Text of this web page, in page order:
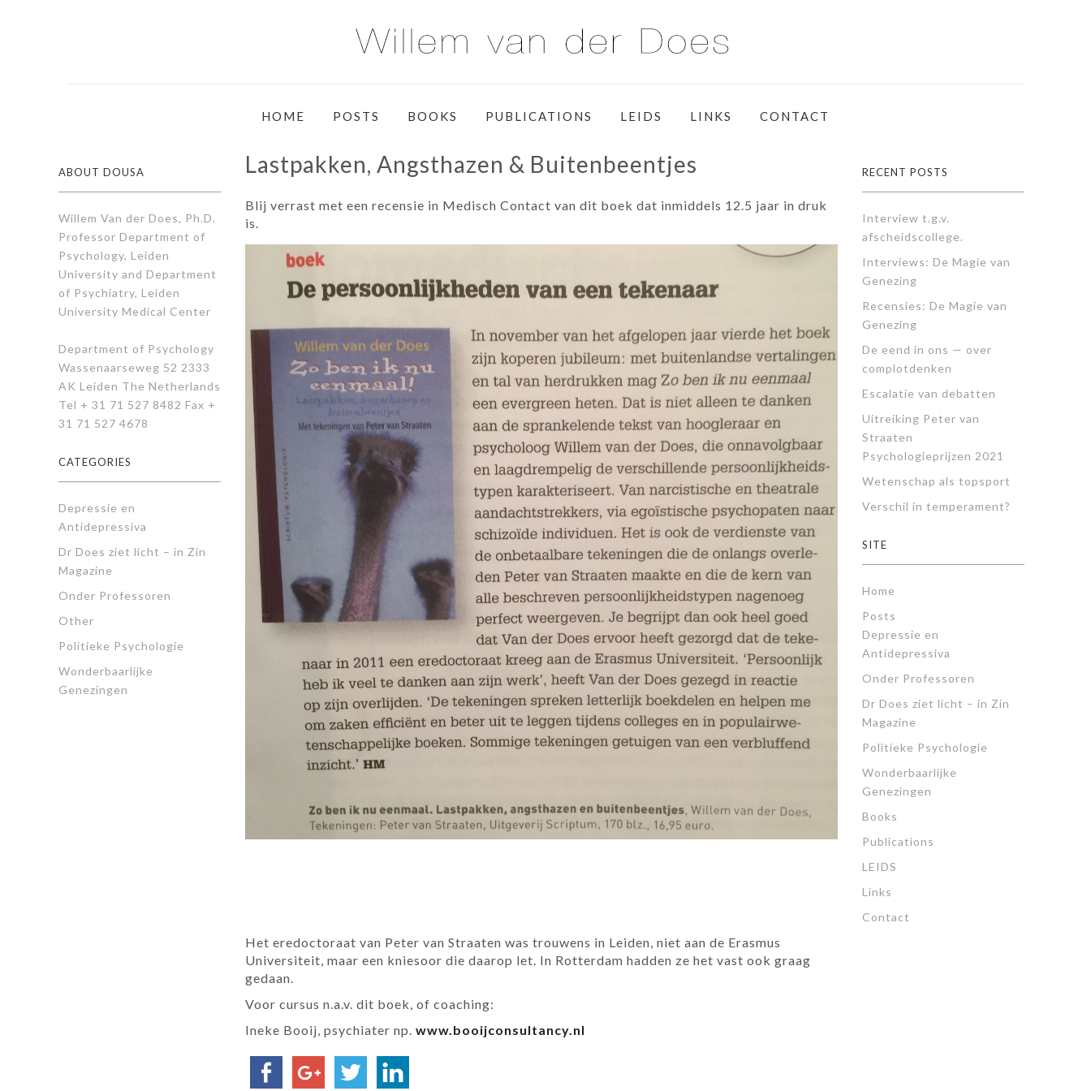
HOME POSTS BOOKS PUBLICATIONS LEIDS LINKS CONTACT
ABOUT DOUSA
Willem Van der Does, Ph.D.
Professor Department of
Psychology, Leiden
University and Department
of Psychiatry, Leiden
University Medical Center
Department of Psychology
Wassenaarseweg 52 2333
AK Leiden The Netherlands
Tel + 31 71 527 8482 Fax +
31 71 527 4678
CATEGORIES
Depressie en
Antidepressiva
Dr Does ziet licht – in Zin
Magazine
Onder Professoren
Other
Politieke Psychologie
Wonderbaarlijke
Genezingen
Lastpakken, Angsthazen & Buitenbeentjes
Blij verrast met een recensie in Medisch Contact van dit boek dat inmiddels 12.5 jaar in druk
is.
Het eredoctoraat van Peter van Straaten was trouwens in Leiden, niet aan de Erasmus
Universiteit, maar een kniesoor die daarop let. In Rotterdam hadden ze het vast ook graag
gedaan.
Voor cursus n.a.v. dit boek, of coaching:
Ineke Booij, psychiater np. www.booijconsultancy.nl
RECENT POSTS
Interview t.g.v.
afscheidscollege.
Interviews: De Magie van
Genezing
Recensies: De Magie van
Genezing
De eend in ons — over
complotdenken
Escalatie van debatten
Uitreiking Peter van
Straaten
Psychologieprijzen 2021
Wetenschap als topsport
Verschil in temperament?
SITE
Home
Posts
Depressie en
Antidepressiva
Onder Professoren
Dr Does ziet licht – in Zin
Magazine
Politieke Psychologie
Wonderbaarlijke
Genezingen
Books
Publications
LEIDS
Links
Contact